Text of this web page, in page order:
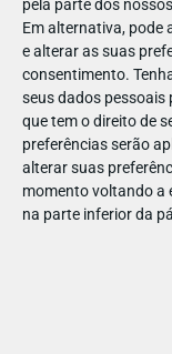
pela parte dos
Em alternativa, pode
e alterar as suas
consentimento.
seus dados pessoais
que tem o direito de
preferências serão
alterar suas
momento voltando a
na parte inferior da